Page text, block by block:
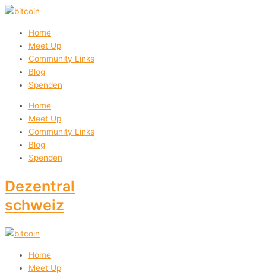
Zum
springenHome
Meet Up
Community Links
Blog
Spenden
Home
Meet Up
Community Links
Blog
Spenden
Dezentral
schweiz
Home
Meet Up